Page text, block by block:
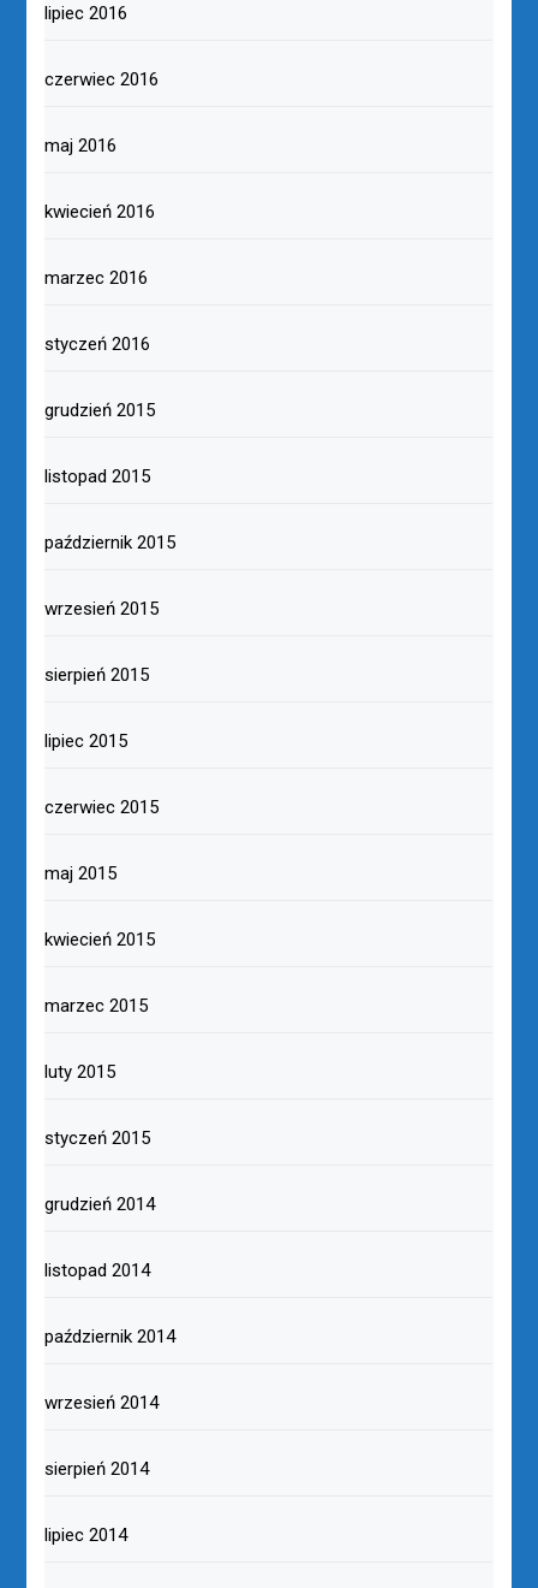
lipiec 2016
czerwiec 2016
maj 2016
kwiecień 2016
marzec 2016
styczeń 2016
grudzień 2015
listopad 2015
październik 2015
wrzesień 2015
sierpień 2015
lipiec 2015
czerwiec 2015
maj 2015
kwiecień 2015
marzec 2015
luty 2015
styczeń 2015
grudzień 2014
listopad 2014
październik 2014
wrzesień 2014
sierpień 2014
lipiec 2014